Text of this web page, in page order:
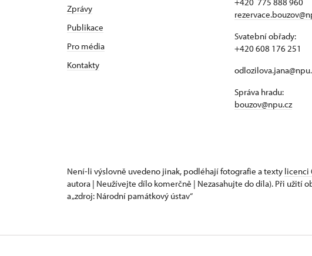
Zprávy
Publikace
Pro média
Kontakty
Svatební obřady:
+420 608 176 251
Správa hradu:
bouzov@npu.cz
Není-li výslovně uvedeno jinak, podléhají fotografie a texty licenci
autora | Neužívejte dílo komerčně | Nezasahujte do díla). Při užití
a „zdroj: Národní památkový ústav“